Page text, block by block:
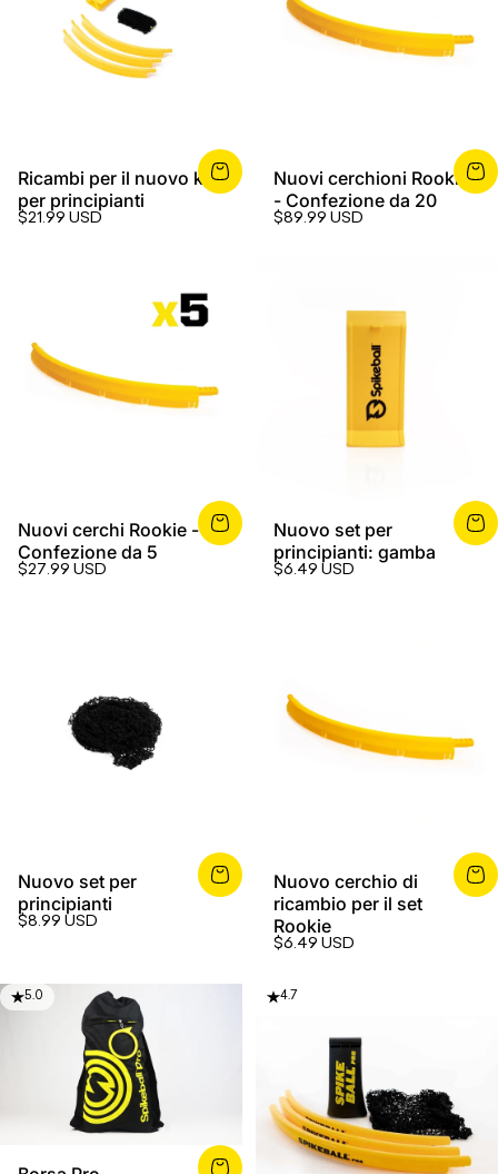
Ricambi per il nuovo kit
per principianti
$21.99 USD
Nuovi cerchioni Rookie
- Confezione da 20
$89.99 USD
Nuovi cerchi Rookie -
Confezione da 5
$27.99 USD
Nuovo set per
principianti: gamba
$6.49 USD
Nuovo set per
principianti
$8.99 USD
Nuovo cerchio di
ricambio per il set
Rookie
$6.49 USD
5.0 4.7